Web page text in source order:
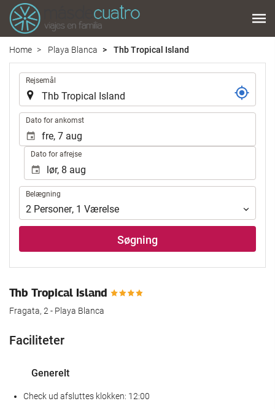
Home Playa Blanca Thb Tropical Island
Rejsemål
Dato for ankomst
Dato for afrejse
Belægning
Belægning
2 Personer, 1 Værelse
Søgning
Thb Tropical Island
Fragata, 2 - Playa Blanca
Faciliteter
Generelt
Check ud afsluttes klokken: 12:00